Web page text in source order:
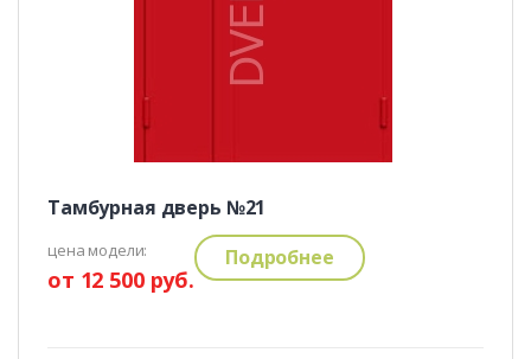
Тамбурная дверь №21
цена модели:
от 12 500 руб.
Подробнее